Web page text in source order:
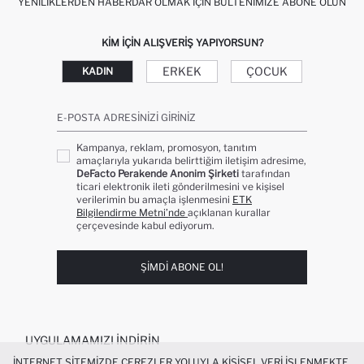
KIM IÇIN ALIŞVERIŞ YAPIYORSUN?
KADIN ERKEK ÇOCUK
E-POSTA ADRESINIZI GIRINIZ
Kampanya, reklam, promosyon, tanıtım
amaçlarıyla yukarıda belirttiğim iletişim adresime,
DeFacto Perakende Anonim Şirketi tarafından
ticari elektronik ileti gönderilmesini ve kişisel
verilerimin bu amaçla işlenmesini ETK
Bilgilendirme Metni’nde açıklanan kurallar
çerçevesinde kabul ediyorum.
ŞIMDI ABONE OL!
UYGULAMAMIZI İNDIRIN